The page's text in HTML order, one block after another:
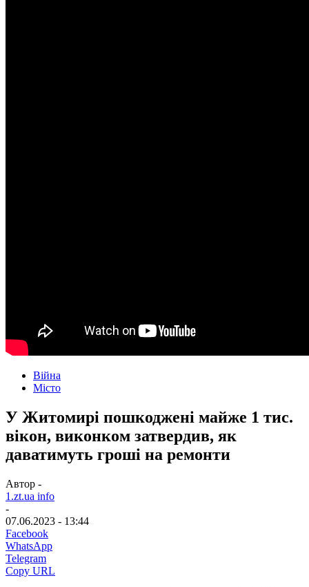
Війна
Місто
У Житомирі пошкоджені майже 1 тис.
вікон, виконком затвердив, як
даватимуть гроші на ремонти
Автор -
1.zt.ua info
-
07.06.2023 - 13:44
Facebook
WhatsApp
Telegram
Copy URL